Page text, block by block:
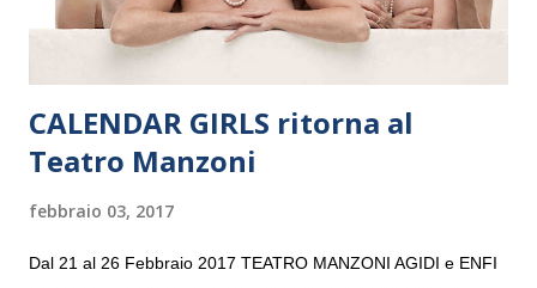
CALENDAR GIRLS ritorna al
Teatro Manzoni
febbraio 03, 2017
Dal 21 al 26 Febbraio 2017 TEATRO MANZONI AGIDI e ENFI